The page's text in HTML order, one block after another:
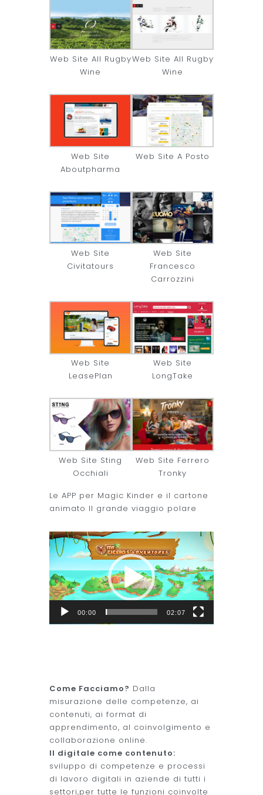
Web Site All Rugby
Wine
Web Site All Rugby
Wine
Web Site
Aboutpharma
Web Site A Posto
Web Site
Civitatours
Web Site
Francesco
Carrozzini
Web Site
LeasePlan
Web Site
LongTake
Web Site Sting
Occhiali
Web Site Ferrero
Tronky
Le APP per Magic Kinder e il cartone
animato Il grande viaggio polare
Video
Player
00:00 02:07
Come Facciamo? Dalla
misurazione delle competenze, ai
contenuti, ai format di
apprendimento, al coinvolgimento e
collaborazione online.
Il digitale come contenuto:
sviluppo di competenze e processi
di lavoro digitali in aziende di tutti i
settori,per tutte le funzioni coinvolte